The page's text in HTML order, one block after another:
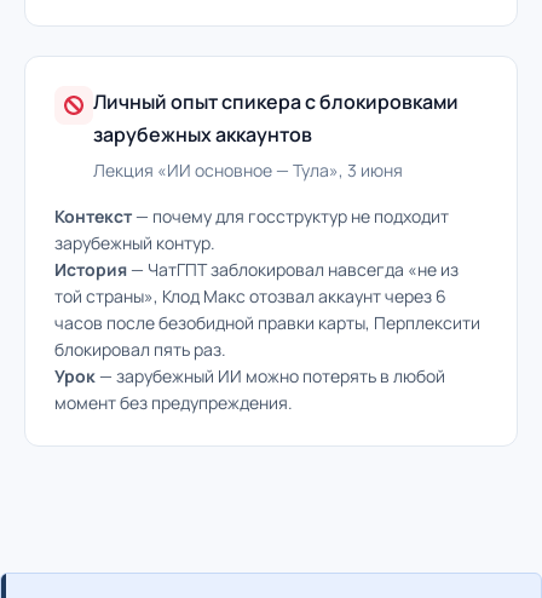
Личный опыт спикера с блокировками
зарубежных аккаунтов
Лекция «ИИ основное — Тула», 3 июня
Контекст— почему для госструктур не подходит
зарубежный контур.
История— ЧатГПТ заблокировал навсегда «не из
той страны», Клод Макс отозвал аккаунт через 6
часов после безобидной правки карты, Перплексити
блокировал пять раз.
Урок— зарубежный ИИ можно потерять в любой
момент без предупреждения.